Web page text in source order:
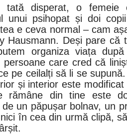
tată disperat, o femeie
unui psihopat și doi
e ceva normal – cam
Hausmann. Deși pare că
organiza viața
persoane care cred că
pe ceilalți să li se
și interior este
rămâne din tine este
de un păpușar bolnav, un
în cea din urmă clipă,